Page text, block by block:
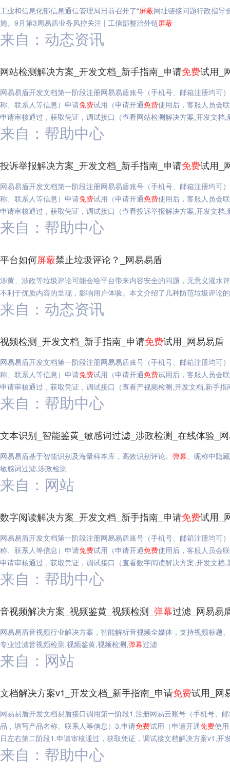
工业和信息化部信息通信管理局日前召开了“屏蔽网址链接问题行政指导
施。9月第3周易盾业务风控关注 | 工信部整治外链屏蔽
来自：动态资讯
网站检测解决方案_开发文档_新手指南_申请免费试用_
网易易盾开发文档第一阶段注册网易易盾账号（手机号、邮箱注册均可
称、联系人等信息）申请免费试用（申请开通免费使用后，客服人员会
申请审核通过，获取凭证，调试接口（查看网站检测解决方案,开发文档,
来自：帮助中心
投诉举报解决方案_开发文档_新手指南_申请免费试用_
网易易盾开发文档第一阶段注册网易易盾账号（手机号、邮箱注册均可
称、联系人等信息）申请免费试用（申请开通免费使用后，客服人员会
申请审核通过，获取凭证，调试接口（查看投诉举报解决方案,开发文档,
来自：帮助中心
平台如何屏蔽禁止垃圾评论？_网易易盾
涉黄、涉政等垃圾评论可能会给平台带来内容安全的问题，无意义灌水
不利于优质内容的呈现，影响用户体验。本文介绍了几种防范垃圾评论
来自：动态资讯
视频检测_开发文档_新手指南_申请免费试用_网易易盾
网易易盾开发文档第一阶段注册网易易盾账号（手机号、邮箱注册均可
称、联系人等信息）申请免费试用（申请开通免费试用后，客服人员会
申请审核通过，获取凭证，调试接口（查看产视频检测,开发文档,新手指
来自：帮助中心
文本识别_智能鉴黄_敏感词过滤_涉政检测_在线体验_
网易易盾基于智能识别及海量样本库，高效识别评论、 弹幕、昵称中隐
敏感词过滤,涉政检测
来自：网站
数字阅读解决方案_开发文档_新手指南_申请免费试用_
网易易盾开发文档第一阶段注册网易易盾账号（手机号、邮箱注册均可
称、联系人等信息）申请免费试用（申请开通免费使用后，客服人员会
申请审核通过，获取凭证，调试接口（查看数字阅读解决方案,开发文档,
来自：帮助中心
音视频解决方案_视频鉴黄_视频检测_ 弹幕过滤_网易易
网易易盾音视频行业解决方案，智能解析音视频全媒体，支持视频标题
专业过滤音视频检测,视频鉴黄,视频检测,弹幕过滤
来自：网站
文档解决方案v1_开发文档_新手指南_申请免费试用_网
网易易盾开发文档易盾接口调用第一阶段1.注册网易云账号（手机号、
品，填写产品名称、联系人等信息）3.申请免费试用（申请开通免费使
日左右第二阶段1.申请审核通过，获取凭证，调试接文档解决方案v1,开
来自：帮助中心